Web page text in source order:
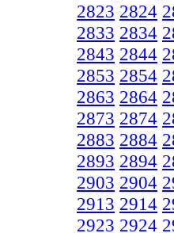
2823 2824
2833 2834
2843 2844
2853 2854
2863 2864
2873 2874
2883 2884
2893 2894
2903 2904
2913 2914
2923 2924